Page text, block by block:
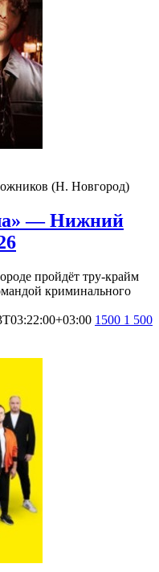
(Н. Новгород)
— Нижний
пройдёт тру-крайм
криминального
1500 1 500